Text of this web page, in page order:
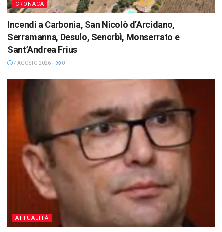
CRONACA
Incendi a Carbonia, San Nicolò d’Arcidano,
Serramanna, Desulo, Senorbì, Monserrato e
Sant’Andrea Frius
7 AGOSTO 2026 0
ATTUALITÀ